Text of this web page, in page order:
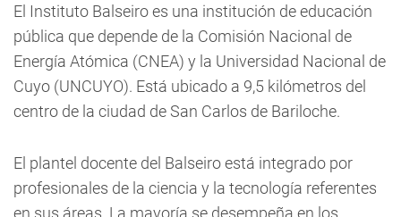
El Instituto Balseiro es una institución de educación
pública que depende de la Comisión Nacional de
Energía Atómica (CNEA) y la Universidad Nacional de
Cuyo (UNCUYO). Está ubicado a 9,5 kilómetros del
centro de la ciudad de San Carlos de Bariloche.
El plantel docente del Balseiro está integrado por
profesionales de la ciencia y la tecnología referentes
en sus áreas. La mayoría se desempeña en los